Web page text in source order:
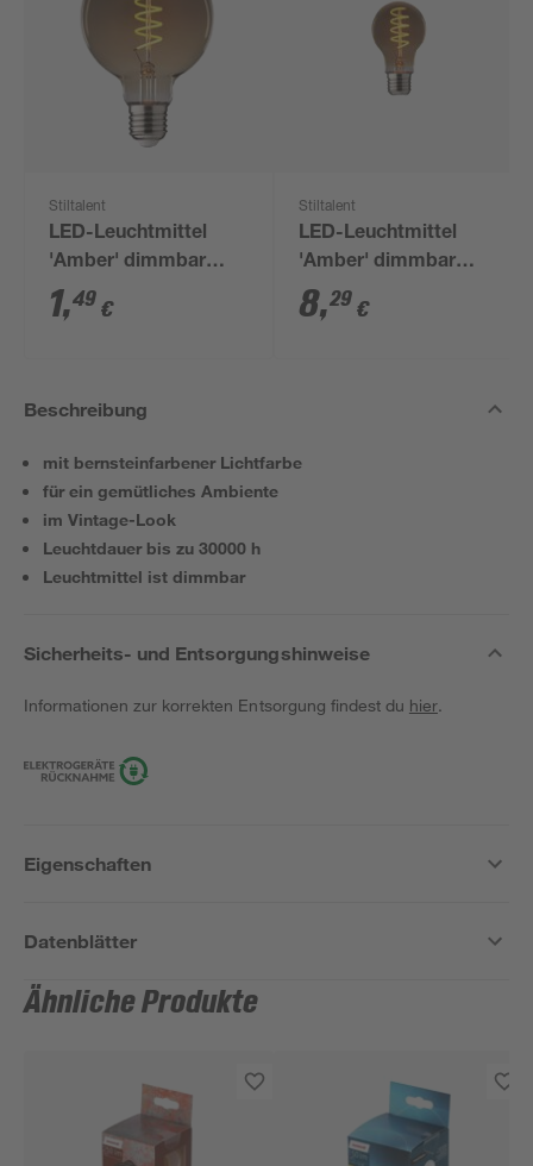
Stiltalent
LED-Leuchtmittel
'Amber' dimmbar
Globe klar E27 4 W
100 lm warmweiß
1,49 €
Stiltalent
LED-Leuchtmittel
'Amber' dimmbar
Tropfen smoky E27 2
W 100 lm warmweiß
8,29 €
Beschreibung
mit bernsteinfarbener Lichtfarbe
für ein gemütliches Ambiente
im Vintage-Look
Leuchtdauer bis zu 30000 h
Leuchtmittel ist dimmbar
Sicherheits- und Entsorgungshinweise
Informationen zur korrekten Entsorgung findest du hier.
Eigenschaften
Datenblätter
Ähnliche Produkte